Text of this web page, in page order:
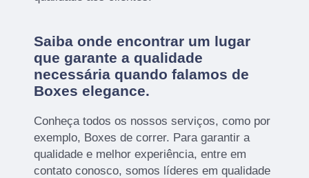
Saiba onde encontrar um lugar
que garante a qualidade
necessária quando falamos de
Boxes elegance.
Conheça todos os nossos serviços, como por
exemplo, Boxes de correr. Para garantir a
qualidade e melhor experiência, entre em
contato conosco, somos líderes em qualidade